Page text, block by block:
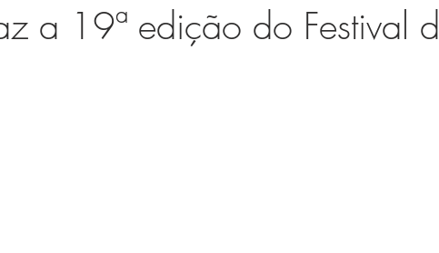
a 19ª edição do Festival